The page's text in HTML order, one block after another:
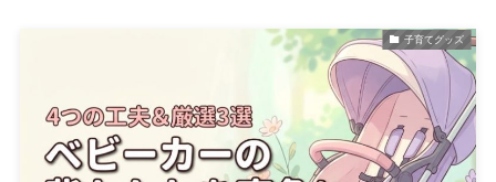
子育てグッズ